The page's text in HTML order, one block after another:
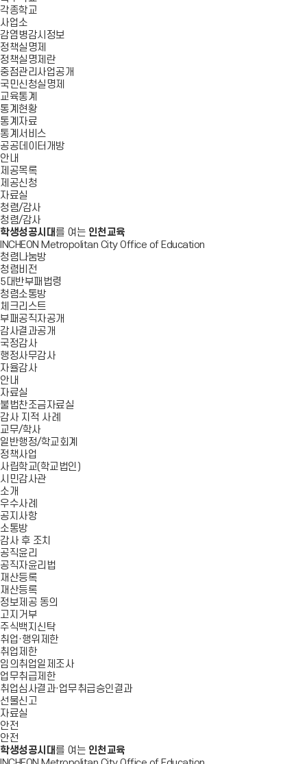
각종학교
사업소
감염병감시정보
정책실명제
정책실명제란
중점관리사업공개
국민신청실명제
교육통계
통계현황
통계자료
통계서비스
공공데이터개방
안내
제공목록
제공신청
자료실
청렴/감사
청렴/감사
학생성공시대 를 여는 인천교육
INCHEON Metropolitan City Office of Education
청렴나눔방
청렴비전
5대반부패법령
청렴소통방
체크리스트
부패공직자공개
감사결과공개
국정감사
행정사무감사
자율감사
안내
자료실
불법찬조금자료실
감사 지적 사례
교무/학사
일반행정/학교회계
정책사업
사립학교(학교법인)
시민감사관
소개
우수사례
공지사항
소통방
감사 후 조치
공직윤리
공직자윤리법
재산등록
재산등록
정보제공 동의
고지거부
주식백지신탁
취업·행위제한
취업제한
임의취업일제조사
업무취급제한
취업심사결과·업무취급승인결과
선물신고
자료실
안전
안전
학생성공시대 를 여는 인천교육